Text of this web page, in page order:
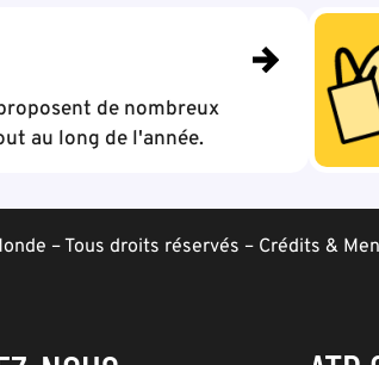
de nombreux
au long de l'année.
– Tous droits réservés – Crédits &